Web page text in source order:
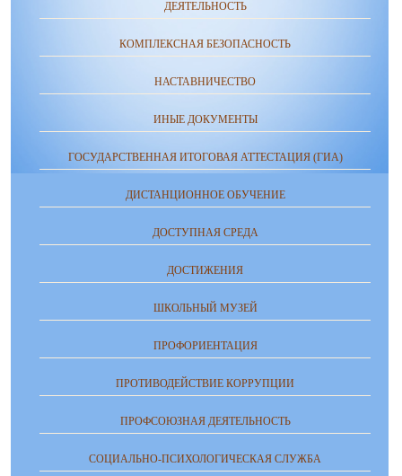
ДЕЯТЕЛЬНОСТЬ
КОМПЛЕКСНАЯ БЕЗОПАСНОСТЬ
НАСТАВНИЧЕСТВО
ИНЫЕ ДОКУМЕНТЫ
ГОСУДАРСТВЕННАЯ ИТОГОВАЯ АТТЕСТАЦИЯ (ГИА)
ДИСТАНЦИОННОЕ ОБУЧЕНИЕ
ДОСТУПНАЯ СРЕДА
ДОСТИЖЕНИЯ
ШКОЛЬНЫЙ МУЗЕЙ
ПРОФОРИЕНТАЦИЯ
ПРОТИВОДЕЙСТВИЕ КОРРУПЦИИ
ПРОФСОЮЗНАЯ ДЕЯТЕЛЬНОСТЬ
СОЦИАЛЬНО-ПСИХОЛОГИЧЕСКАЯ СЛУЖБА